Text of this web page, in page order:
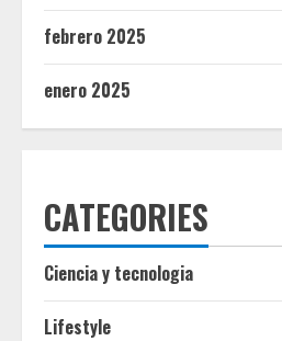
febrero 2025
enero 2025
CATEGORIES
Ciencia y tecnologia
Lifestyle